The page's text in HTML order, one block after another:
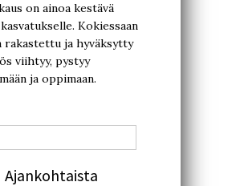
on ainoa kestävä
Kokiessaan
rakastettu ja hyväksytty
viihtyy, pystyy
ja oppimaan.
Ajankohtaista